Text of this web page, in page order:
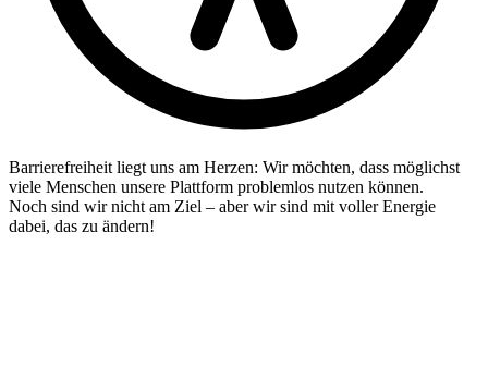
Barrierefreiheit liegt uns am Herzen: Wir möchten, dass möglichst
viele Menschen unsere Plattform problemlos nutzen können.
Noch sind wir nicht am Ziel – aber wir sind mit voller Energie
dabei, das zu ändern!